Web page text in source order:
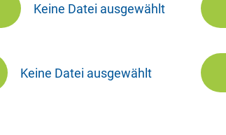
Keine Datei ausgewählt
Keine Datei ausgewählt